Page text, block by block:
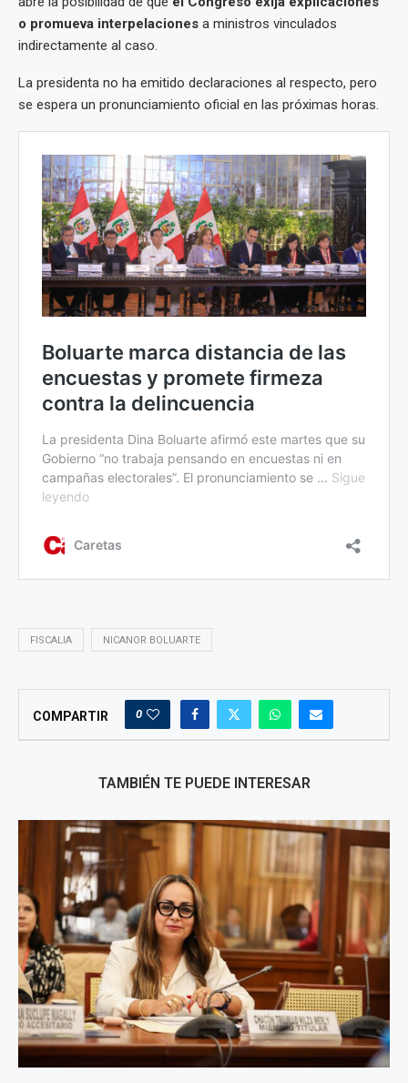
o promueva interpelaciones a ministros vinculados
indirectamente al caso.
La presidenta no ha emitido declaraciones al respecto, pero
se espera un pronunciamiento oficial en las próximas horas.
FISCALIA NICANOR BOLUARTE
COMPARTIR 0
TAMBIÉN TE PUEDE INTERESAR